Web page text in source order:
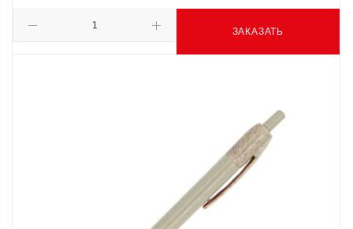
ЗАКАЗАТЬ